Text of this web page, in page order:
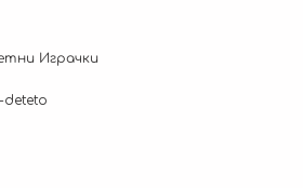
Играчки
deteto